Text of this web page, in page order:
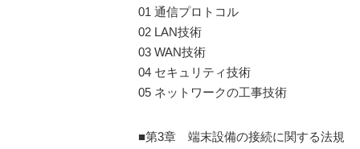
01 通信プロトコル
02 LAN技術
03 WAN技術
04 セキュリティ技術
05 ネットワークの工事技術
■第3章 端末設備の接続に関する法規